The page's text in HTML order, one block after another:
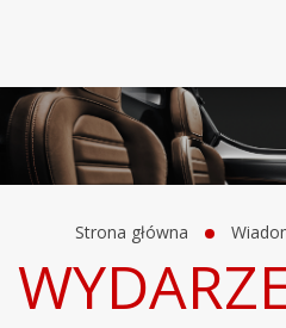
Strona główna